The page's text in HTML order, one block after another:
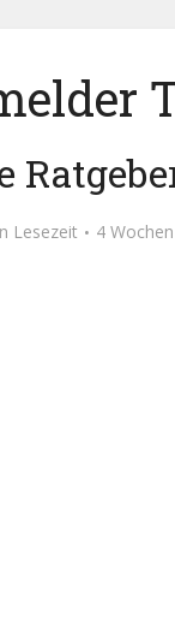
Lesezeit 4